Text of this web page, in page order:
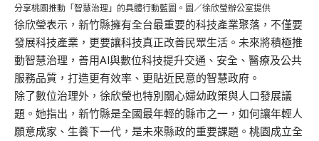
分享桃園推動「智慧治理」的具體行動藍圖。圖／徐欣瑩辦公室提供
徐欣瑩表示，新竹縣擁有全台最重要的科技產業聚落，不僅要
發展科技產業，更要讓科技真正改善民眾生活。未來將積極推
動智慧治理，善用AI與數位科技提升交通、安全、醫療及公共
服務品質，打造更有效率、更貼近民意的智慧政府。
除了數位治理外，徐欣瑩也特別關心婦幼政策與人口發展議
題。她指出，新竹縣是全國最年輕的縣市之一，如何讓年輕人
願意成家、生養下一代，是未來縣政的重要課題。桃園成立全